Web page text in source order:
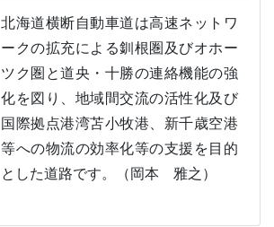
北海道横断自動車道は高速ネットワ
ークの拡充による釧根圏及びオホー
ツク圏と道央・十勝の連絡機能の強
化を図り、地域間交流の活性化及び
国際拠点港湾苫小牧港、新千歳空港
等への物流の効率化等の支援を目的
とした道路です。（岡本 雅之）